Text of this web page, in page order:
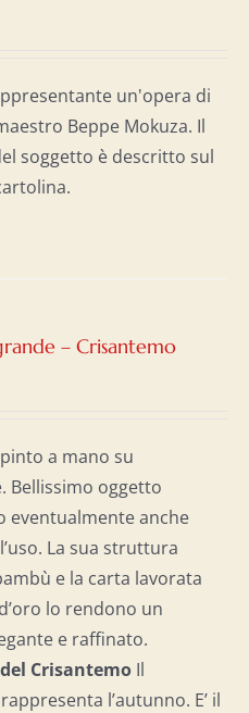
un'opera di
Beppe Mokuza. Il
soggetto è descritto sul
– Crisantemo
a mano su
Bellissimo oggetto
eventualmente anche
La sua struttura
e la carta lavorata
lo rendono un
e raffinato.
Crisantemo Il
l’autunno. E’ il